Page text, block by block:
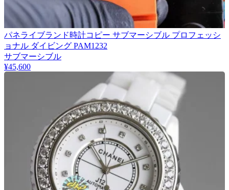
パネライブランド時計コピー サブマーシブル プロフェッシ
ョナル ダイビング PAM1232
サブマーシブル
¥45,600